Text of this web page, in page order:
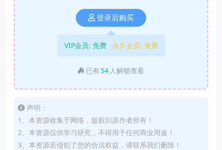
登录后购买
VIP会员: 免费 永久会员: 免费
已有 54 人解锁查看
声明：
1、本资源收集于网络，版权归原作者所有！
2、本资源仅供学习研究，不得用于任何商业用途！
3、本资源若侵犯了您的合法权益，请联系我们删除！